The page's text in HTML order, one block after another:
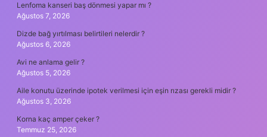
Lenfoma kanseri baş dönmesi yapar mı ?
Ağustos 7, 2026
Dizde bağ yırtılması belirtileri nelerdir ?
Ağustos 6, 2026
Avi ne anlama gelir ?
Ağustos 5, 2026
Aile konutu üzerinde ipotek verilmesi için eşin rızası gerekli midir ?
Ağustos 3, 2026
Korna kaç amper çeker ?
Temmuz 25, 2026